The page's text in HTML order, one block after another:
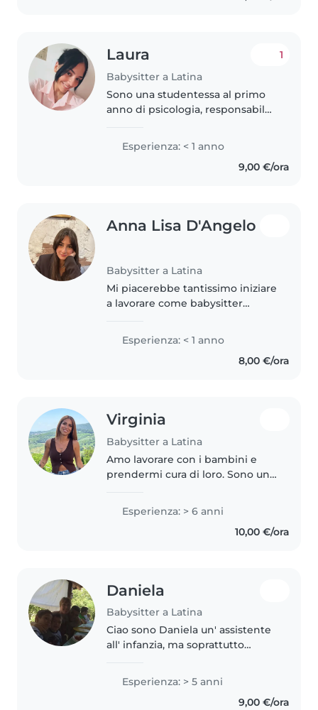
Laura
Babysitter a Latina
1
Sono una studentessa al primo
anno di psicologia, responsabile,
Sono interessata al mondo
dell'educazione e dell'istruzione
dell'infanzia e della scuola..
Esperienza: < 1 anno
9,00 €/ora
Anna Lisa D'Angelo
Babysitter a Latina
Mi piacerebbe tantissimo iniziare
a lavorare come babysitter
grado di urare un rapporto
speciale con loro. Ho molta
pazienza, voglia di giocare e di..
Esperienza: < 1 anno
8,00 €/ora
Virginia
Babysitter a Latina
Amo lavorare con i bambini e
prendermi cura di loro. Sono una
tanti anni di esperienza come
babysitter, principalmente con
Esperienza: > 6 anni
10,00 €/ora
Daniela
Babysitter a Latina
Ciao sono Daniela un' assistente
all' infanzia, ma soprattutto
Ho avuto esperienze coi neonati
verificabili. Dicono di me che
Esperienza: > 5 anni
9,00 €/ora